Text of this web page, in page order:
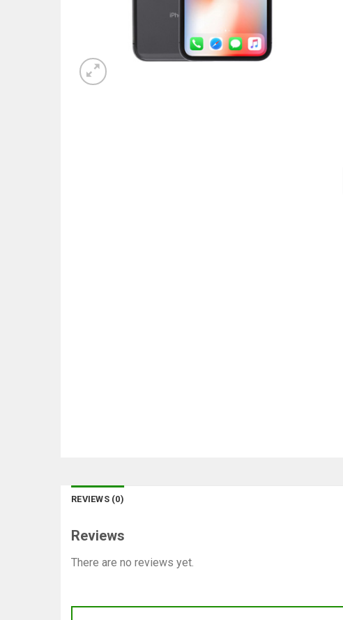
REVIEWS (0)
Reviews
There are no reviews yet.